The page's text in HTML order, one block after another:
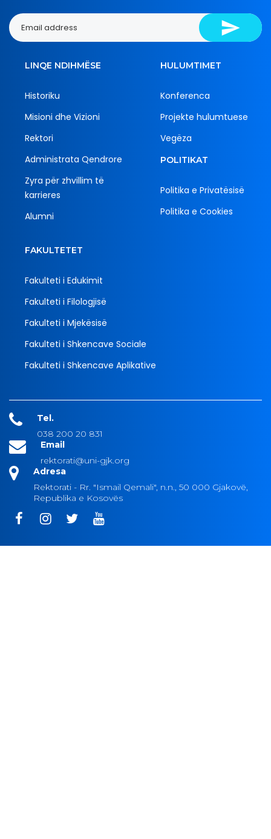
LINQE NDIHMËSE
Historiku
Misioni dhe Vizioni
Rektori
Administrata Qendrore
Zyra për zhvillim të
karrieres
Alumni
HULUMTIMET
Konferenca
Projekte hulumtuese
Vegëza
POLITIKAT
Politika e Privatësisë
Politika e Cookies
FAKULTETET
Fakulteti i Edukimit
Fakulteti i Filologjisë
Fakulteti i Mjekësisë
Fakulteti i Shkencave Sociale
Fakulteti i Shkencave Aplikative
Tel.
038 200 20 831
Email
rektorati@uni-gjk.org
Adresa
Rektorati - Rr. "Ismail Qemali", n.n., 50 000 Gjakovë,
Republika e Kosovës